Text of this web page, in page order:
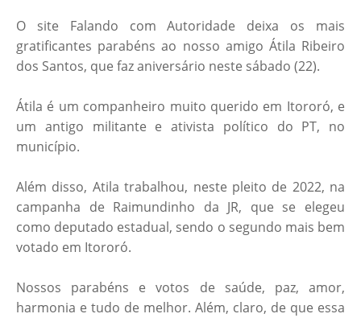
O site Falando com Autoridade deixa os mais
gratificantes parabéns ao nosso amigo Átila Ribeiro
dos Santos, que faz aniversário neste sábado (22).
Átila é um companheiro muito querido em Itororó, e
um antigo militante e ativista político do PT, no
município.
Além disso, Atila trabalhou, neste pleito de 2022, na
campanha de Raimundinho da JR, que se elegeu
como deputado estadual, sendo o segundo mais bem
votado em Itororó.
Nossos parabéns e votos de saúde, paz, amor,
harmonia e tudo de melhor. Além, claro, de que essa